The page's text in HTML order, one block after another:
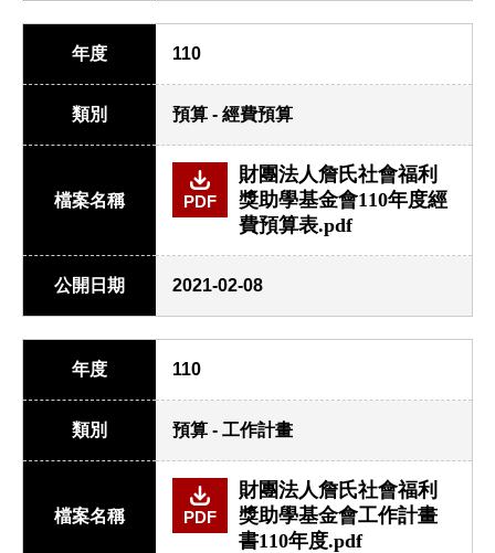
年度 110
類別 預算 - 經費預算
檔案名稱 PDF
財團法人詹氏社會福利
獎助學基金會110年度經
費預算表.pdf
公開日期 2021-02-08
年度 110
類別 預算 - 工作計畫
檔案名稱 PDF
財團法人詹氏社會福利
獎助學基金會工作計畫
書110年度.pdf